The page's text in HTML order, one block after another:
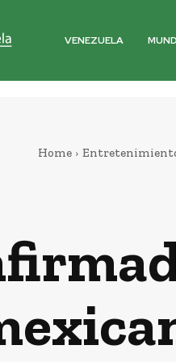
VENEZUELA
Home